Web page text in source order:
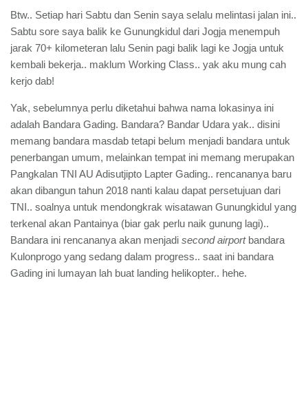
Btw.. Setiap hari Sabtu dan Senin saya selalu melintasi jalan ini..
Sabtu sore saya balik ke Gunungkidul dari Jogja menempuh
jarak 70+ kilometeran lalu Senin pagi balik lagi ke Jogja untuk
kembali bekerja.. maklum Working Class.. yak aku mung cah
kerjo dab!
Yak, sebelumnya perlu diketahui bahwa nama lokasinya ini
adalah Bandara Gading. Bandara? Bandar Udara yak.. disini
memang bandara masdab tetapi belum menjadi bandara untuk
penerbangan umum, melainkan tempat ini memang merupakan
Pangkalan TNI AU Adisutjipto Lapter Gading.. rencananya baru
akan dibangun tahun 2018 nanti kalau dapat persetujuan dari
TNI.. soalnya untuk mendongkrak wisatawan Gunungkidul yang
terkenal akan Pantainya (biar gak perlu naik gunung lagi)..
Bandara ini rencananya akan menjadi second airportbandara
Kulonprogo yang sedang dalam progress.. saat ini bandara
Gading ini lumayan lah buat landing helikopter.. hehe.